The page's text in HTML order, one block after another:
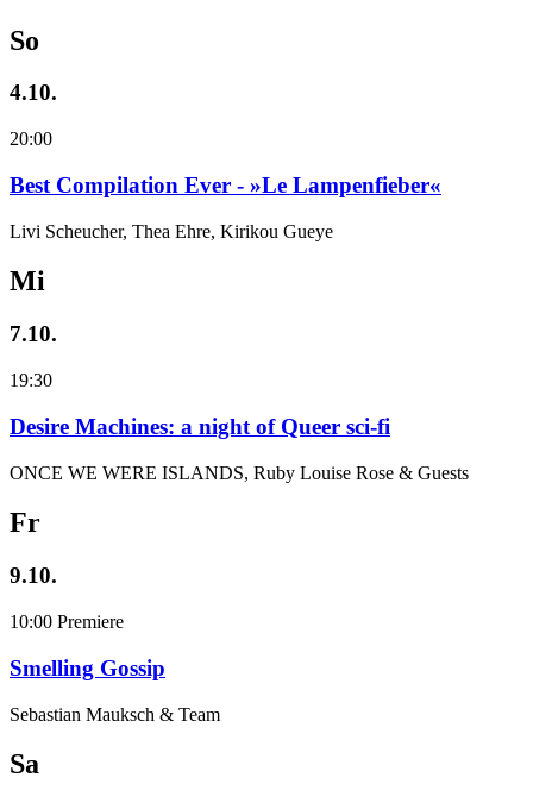
So
4.10.
20:00
Best Compilation Ever - »Le Lampenfieber«
Livi Scheucher, Thea Ehre, Kirikou Gueye
Mi
7.10.
19:30
Desire Machines: a night of Queer sci-fi
ONCE WE WERE ISLANDS, Ruby Louise Rose & Guests
Fr
9.10.
10:00 Premiere
Smelling Gossip
Sebastian Mauksch & Team
Sa